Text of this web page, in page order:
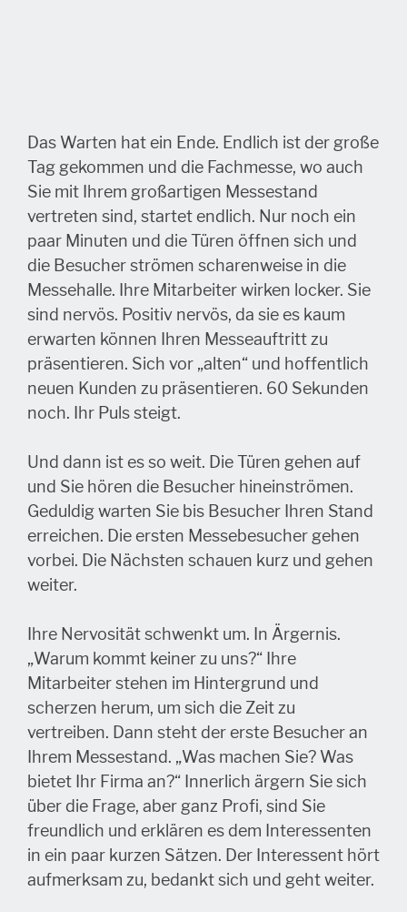
Das Warten hat ein Ende. Endlich ist der große
Tag gekommen und die Fachmesse, wo auch
Sie mit Ihrem großartigen Messestand
vertreten sind, startet endlich. Nur noch ein
paar Minuten und die Türen öffnen sich und
die Besucher strömen scharenweise in die
Messehalle. Ihre Mitarbeiter wirken locker. Sie
sind nervös. Positiv nervös, da sie es kaum
erwarten können Ihren Messeauftritt zu
präsentieren. Sich vor „alten“ und hoffentlich
neuen Kunden zu präsentieren. 60 Sekunden
noch. Ihr Puls steigt.
Und dann ist es so weit. Die Türen gehen auf
und Sie hören die Besucher hineinströmen.
Geduldig warten Sie bis Besucher Ihren Stand
erreichen. Die ersten Messebesucher gehen
vorbei. Die Nächsten schauen kurz und gehen
weiter.
Ihre Nervosität schwenkt um. In Ärgernis.
„Warum kommt keiner zu uns?“ Ihre
Mitarbeiter stehen im Hintergrund und
scherzen herum, um sich die Zeit zu
vertreiben. Dann steht der erste Besucher an
Ihrem Messestand. „Was machen Sie? Was
bietet Ihr Firma an?“ Innerlich ärgern Sie sich
über die Frage, aber ganz Profi, sind Sie
freundlich und erklären es dem Interessenten
in ein paar kurzen Sätzen. Der Interessent hört
aufmerksam zu, bedankt sich und geht weiter.